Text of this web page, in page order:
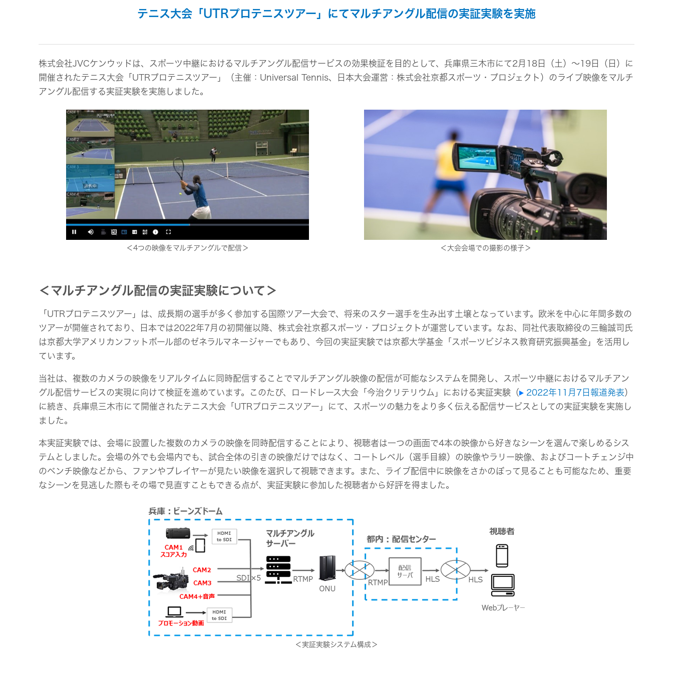
オルゴール
個人のお客様 トップ
リスクマネジメント
マルチステークホルダー方針
事業概要
IRに関するお問い合わせ
用語集
テニス大会「UTRプロテニスツアー」にてマルチアングル配信の実証実験を実施
株式会社JVCケンウッドは、スポーツ中継におけるマルチアングル配信サービスの効果検証を目的として、兵庫県三木市にて2月18日（土）～19日（日）に
開催されたテニス大会「UTRプロテニスツアー」（主催：Universal Tennis、日本大会運営：株式会社京都スポーツ・プロジェクト）のライブ映像をマルチ
アングル配信する実証実験を実施しました。
＜4つの映像をマルチアングルで配信＞ ＜大会会場での撮影の様子＞
＜マルチアングル配信の実証実験について＞
「UTRプロテニスツアー」は、成長期の選手が多く参加する国際ツアー大会で、将来のスター選手を生み出す土壌となっています。欧米を中心に年間多数の
ツアーが開催されており、日本では2022年7月の初開催以降、株式会社京都スポーツ・プロジェクトが運営しています。なお、同社代表取締役の三輪誠司氏
は京都大学アメリカンフットボール部のゼネラルマネージャーでもあり、今回の実証実験では京都大学基金「スポーツビジネス教育研究振興基金」を活用し
ています。
当社は、複数のカメラの映像をリアルタイムに同時配信することでマルチアングル映像の配信が可能なシステムを開発し、スポーツ中継におけるマルチアン
グル配信サービスの実現に向けて検証を進めています。このたび、ロードレース大会「今治クリテリウム」における実証実験（
2022年11月7日報道発表）
に続き、兵庫県三木市にて開催されたテニス大会「UTRプロテニスツアー」にて、スポーツの魅力をより多く伝える配信サービスとしての実証実験を実施し
ました。
本実証実験では、会場に設置した複数のカメラの映像を同時配信することにより、視聴者は一つの画面で4本の映像から好きなシーンを選んで楽しめるシス
テムとしました。会場の外でも会場内でも、試合全体の引きの映像だけではなく、コートレベル（選手目線）の映像やラリー映像、およびコートチェンジ中
のベンチ映像などから、ファンやプレイヤーが見たい映像を選択して視聴できます。また、ライブ配信中に映像をさかのぼって見ることも可能なため、重要
なシーンを見逃した際もその場で見直すこともできる点が、実証実験に参加した視聴者から好評を得ました。
＜実証実験システム構成＞